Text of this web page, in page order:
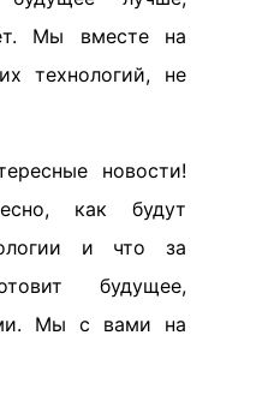
Мы вместе на
технологий, не
новости!
как будут
и что за
будущее,
Мы с вами на